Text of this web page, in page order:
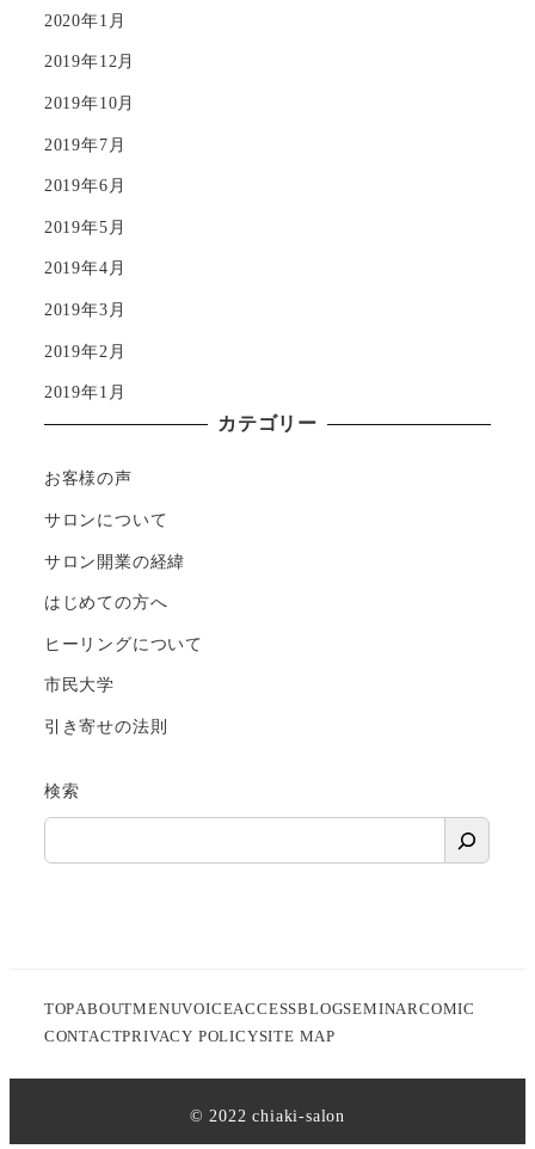
2020年1月
2019年12月
2019年10月
2019年7月
2019年6月
2019年5月
2019年4月
2019年3月
2019年2月
2019年1月
カテゴリー
お客様の声
サロンについて
サロン開業の経緯
はじめての方へ
ヒーリングについて
市民大学
引き寄せの法則
検索
TOPABOUTMENUVOICEACCESSBLOGSEMINARCOMIC
CONTACTPRIVACY POLICYSITE MAP
©️ 2022 chiaki-salon